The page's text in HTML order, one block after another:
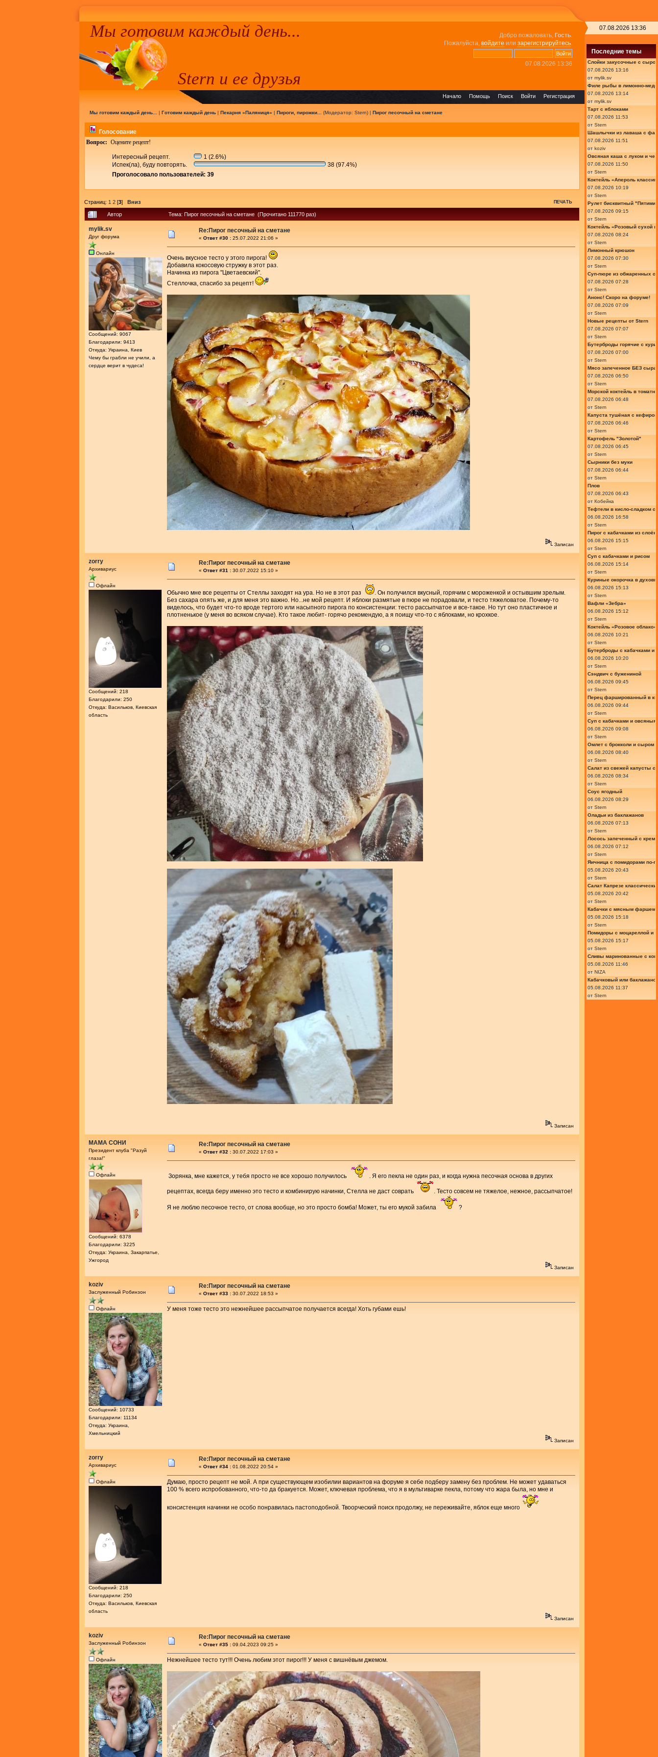
Добро пожаловать, Гость.
Пожалуйста, войдите или зарегистрируйтесь.
07.08.2026 13:36
Мы готовим каждый день...
Stern и ее друзья
Регистрация
Войти
Поиск
Помощь
Начало
Мы готовим каждый день... | Готовим каждый день| Пекарня «Паляниця» | Пироги, пирожки... (Модератор: Stern) | Пирог песочный на сметане
Голосование
Вопрос: Оцените рецепт!
Интересный рецепт.
1 (2.6%)
Испек(ла), буду повторять.
38 (97.4%)
Проголосовало пользователей: 39
Страниц: 1 2 [3] Вниз ПЕЧАТЬ
Автор Тема: Пирог песочный на сметане (Прочитано 111770 раз)
mylik.sv
Друг форума
Онлайн
Сообщений: 9067
Благодарили: 9413
Откуда: Украина, Киев
Чему бы грабли не учили, а
сердце верит в чудеса!
Re:Пирог песочный на сметане
« Ответ #30 : 25.07.2022 21:06 »
Очень вкусное тесто у этого пирога!
Добавила кокосовую стружку в этот раз.
Начинка из пирога "Цветаевский".
Стеллочка, спасибо за рецепт!
Записан
zorry
Архивариус
Офлайн
Сообщений: 218
Благодарили: 250
Откуда: Васильков, Киевская
область
Re:Пирог песочный на сметане
« Ответ #31 : 30.07.2022 15:10 »
Обычно мне все рецепты от Стеллы заходят на ура. Но не в этот раз
. Он получился вкусный, горячим с мороженкой и остывшим зрелым.
Без сахара опять же, и для меня это важно. Но...не мой рецепт. И яблоки размятые в пюре не порадовали, и тесто тяжеловатое. Почему-то
виделось, что будет что-то вроде тертого или насыпного пирога по консистенции: тесто рассыпчатое и все-такое. Но тут оно пластичное и
плотненькое (у меня во всяком случае). Кто такое любит- горячо рекомендую, а я поищу что-то с яблоками, но крохкое.
Записан
МАМА СОНИ
Президент клуба "Разуй
глаза!"
Офлайн
Сообщений: 6378
Благодарили: 3225
Откуда: Украина, Закарпатье,
Ужгород
Re:Пирог песочный на сметане
« Ответ #32 : 30.07.2022 17:03 »
Зорянка, мне кажется, у тебя просто не все хорошо получилось . Я его пекла не один раз, и когда нужна песочная основа в других
рецептах, всегда беру именно это тесто и комбинирую начинки, Стелла не даст соврать . Тесто совсем не тяжелое, нежное, рассыпчатое!
Я не люблю песочное тесто, от слова вообще, но это просто бомба! Может, ты его мукой забила ?
Записан
koziv
Заслуженный Робинзон
Офлайн
Сообщений: 10733
Благодарили: 11134
Откуда: Украина,
Хмельницкий
Re:Пирог песочный на сметане
« Ответ #33 : 30.07.2022 18:53 »
У меня тоже тесто это нежнейшее рассыпчатое получается всегда! Хоть губами ешь!
Записан
zorry
Архивариус
Офлайн
Сообщений: 218
Благодарили: 250
Откуда: Васильков, Киевская
область
Re:Пирог песочный на сметане
« Ответ #34 : 01.08.2022 20:54 »
Думаю, просто рецепт не мой. А при существующем изобилии вариантов на форуме я себе подберу замену без проблем. Не может удаваться
100 % всего испробованного, что-то да бракуется. Может, ключевая проблема, что я в мультиварке пекла, потому что жара была, но мне и
консистенция начинки не особо понравилась пастоподобной. Твоорческий поиск продолжу, не переживайте, яблок еще много
Записан
koziv
Заслуженный Робинзон
Офлайн
Re:Пирог песочный на сметане
« Ответ #35 : 09.04.2023 09:25 »
Нежнейшее тесто тут!!! Очень любим этот пирог!!! У меня с вишнёвым джемом.
07.08.2026 13:36
Последние темы
Слойки закусочные с
07.08.2026 13:16
от mylik.sv
Филе рыбы в лимонно-
07.08.2026 13:14
от mylik.sv
Тарт с яблоками
07.08.2026 11:53
от Stern
Шашлычки из лаваша с
07.08.2026 11:51
от koziv
Овсяная каша с луком и
07.08.2026 11:50
от Stern
Коктейль «Апероль
07.08.2026 10:19
от Stern
Рулет бисквитный
07.08.2026 09:15
от Stern
Коктейль «Розовый сухой
07.08.2026 08:24
от Stern
Лимонный крюшон
07.08.2026 07:30
от Stern
Суп-пюре из обжаренных
07.08.2026 07:28
от Stern
Анонс! Скоро на форуме!
07.08.2026 07:09
от Stern
Новые рецепты от Stern
07.08.2026 07:07
от Stern
Бутерброды горячие с
07.08.2026 07:00
от Stern
Мясо запеченное БЕЗ сыра
07.08.2026 06:50
от Stern
Морской коктейль в
07.08.2026 06:48
от Stern
Капуста тушёная с кефиром
07.08.2026 06:46
от Stern
Картофель "Золотой"
07.08.2026 06:45
от Stern
Сырники без муки
07.08.2026 06:44
от Stern
Плов
07.08.2026 06:43
от Кобейка
Тефтели в кисло-сладком
06.08.2026 16:58
от Stern
Пирог с кабачками из
06.08.2026 15:15
от Stern
Суп с кабачками и рисом
06.08.2026 15:14
от Stern
Куриные окорочка в
06.08.2026 15:13
от Stern
Вафли «Зебра»
06.08.2026 15:12
от Stern
Коктейль «Розовое
06.08.2026 10:21
от Stern
Бутерброды с кабачками и
06.08.2026 10:20
от Stern
Сэндвич с бужениной
06.08.2026 09:45
от Stern
Перец фаршированный в
06.08.2026 09:44
от Stern
Суп с кабачками и
06.08.2026 09:08
от Stern
Омлет с брокколи и сыром
06.08.2026 08:40
от Stern
Салат из свежей капусты
06.08.2026 08:34
от Stern
Соус ягодный
06.08.2026 08:29
от Stern
Оладьи из баклажанов
06.08.2026 07:13
от Stern
Лосось запеченный с
06.08.2026 07:12
от Stern
Яичница с помидорами по-
05.08.2026 20:43
от Stern
Салат Капрезе
05.08.2026 20:42
от Stern
Кабачки с мясным фаршем
05.08.2026 15:18
от Stern
Помидоры с моцареллой и
05.08.2026 15:17
от Stern
Сливы маринованные с
05.08.2026 11:46
от NIZA
Кабачковый или
05.08.2026 11:37
от Stern